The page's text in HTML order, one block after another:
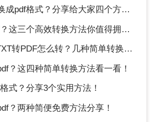
pdf格式？分享给大家四个方法！
这三个高效转换方法你值得拥有！
PDF怎么转？几种简单转换方法看一看！
？这四种简单转换方法看一看！
式？分享3个实用方法！
？两种简便免费方法分享！